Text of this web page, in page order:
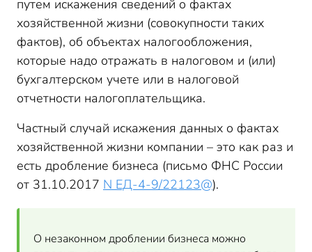
путем искажения сведений о фактах
хозяйственной жизни (совокупности таких
фактов), об объектах налогообложения,
которые надо отражать в налоговом и (или)
бухгалтерском учете или в налоговой
отчетности налогоплательщика.
Частный случай искажения данных о фактах
хозяйственной жизни компании – это как раз и
есть дробление бизнеса (письмо ФНС России
от 31.10.2017 N ЕД-4-9/22123@).
О незаконном дроблении бизнеса можно